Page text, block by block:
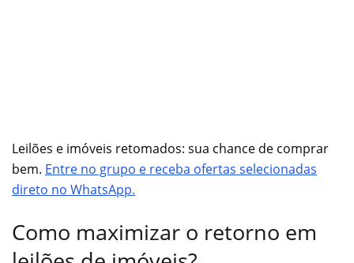
Leilões e imóveis retomados: sua chance de comprar
bem. Entre no grupo e receba ofertas selecionadas
direto no WhatsApp.
Como maximizar o retorno em